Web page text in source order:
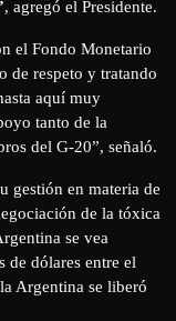
, agregó el Presidente.
el Fondo Monetario
de respeto y tratando
aquí muy
tanto de la
del G-20”, señaló.
gestión en materia de
de la tóxica
se vea
de dólares entre el
Argentina se liberó